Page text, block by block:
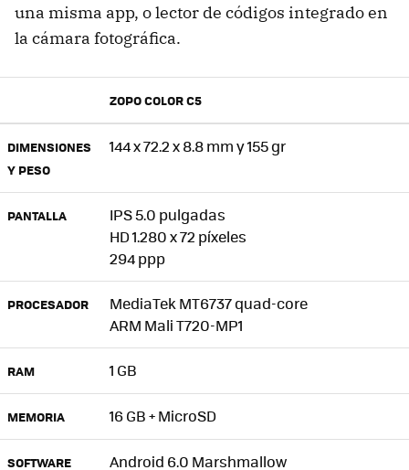
una misma app, o lector de códigos integrado en
la cámara fotográfica.
ZOPO COLOR C5
DIMENSIONES
Y PESO
144 x 72.2 x 8.8 mm y 155 gr
PANTALLA
IPS 5.0 pulgadas
HD 1.280 x 72 píxeles
294 ppp
PROCESADOR
MediaTek MT6737 quad-core
ARM Mali T720-MP1
RAM 1 GB
MEMORIA 16 GB + MicroSD
SOFTWARE Android 6.0 Marshmallow